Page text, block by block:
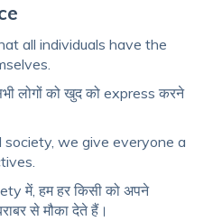
all individuals have the
लोगों को खुद को express करने
society, we give everyone a
हम हर किसी को अपने
से मौका देते हैं।